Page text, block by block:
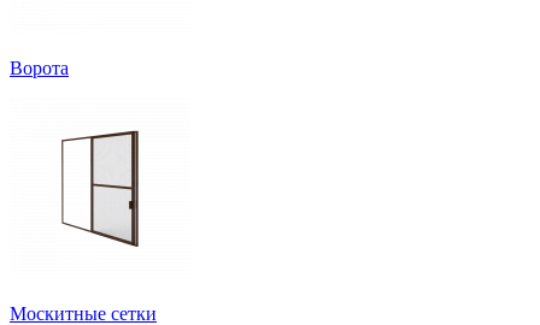
Ворота
Москитные сетки